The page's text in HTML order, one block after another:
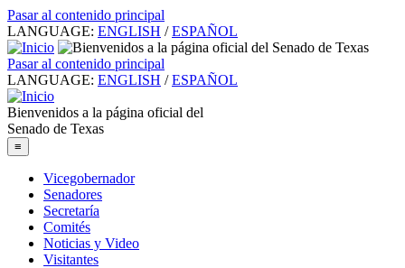
Pasar al contenido principal
LANGUAGE: ENGLISH / ESPAÑOL
Pasar al contenido principal
LANGUAGE: ENGLISH / ESPAÑOL
Bienvenidos a la página oficial del
Senado de Texas
≡
Vicegobernador
Senadores
Secretaría
Comités
Noticias y Video
Visitantes